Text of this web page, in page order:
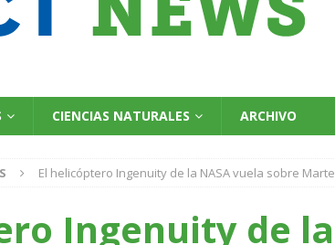
CIENCIAS NATURALES ARCHIVO
El helicóptero Ingenuity de la NASA vuela sobre Marte
Ingenuity de la